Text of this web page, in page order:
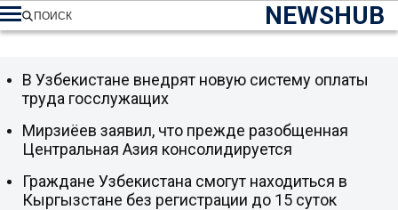
NEWSHUB
ПОИСК
В Узбекистане внедрят новую систему оплаты
труда госслужащих
Мирзиёев заявил, что прежде разобщенная
Центральная Азия консолидируется
Граждане Узбекистана смогут находиться в
Кыргызстане без регистрации до 15 суток